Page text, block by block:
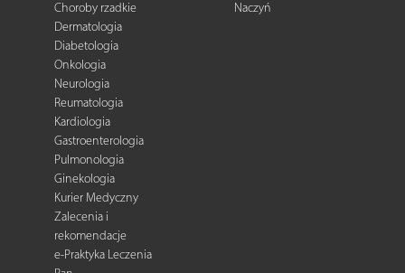
Choroby rzadkie
Dermatologia
Diabetologia
Onkologia
Neurologia
Reumatologia
Kardiologia
Gastroenterologia
Pulmonologia
Ginekologia
Kurier Medyczny
Zalecenia i
rekomendacje
e-Praktyka Leczenia
Naczyń